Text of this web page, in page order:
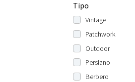
Tipo
Vintage
Patchwork
Outdoor
Persiano
Berbero